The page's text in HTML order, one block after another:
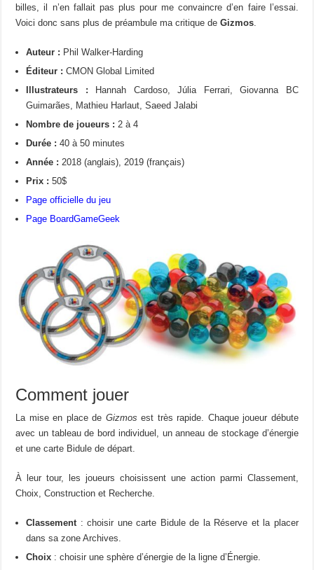
billes, il n’en fallait pas plus pour me convaincre d’en faire l’essai.
Voici donc sans plus de préambule ma critique deGizmos
Auteur : Phil Walker-Harding
Éditeur :CMON Global Limited
Illustrateurs :
Hannah Cardoso,Júlia Ferrari,Giovanna BC
Guimarães, Mathieu Harlaut,Saeed Jalabi
Nombre de joueurs : 2 à 4
Durée :40 à 50 minutes
Année : 2018 (anglais), 2019 (français)
Prix :50$
Page officielle du jeu
Page BoardGameGeek
Comment jouer
La mise en place de Gizmos est très rapide. Chaque joueur débute
avec un tableau de bord individuel, un anneau de stockage d’énergie
et une carte Bidule de départ.
À leur tour, les joueurs choisissent une action parmi Classement,
Choix, Construction et Recherche.
Classement: choisir une carte Bidule de la Réserve et la placer
dans sa zone Archives.
Choix : choisir une sphère d’énergie de la ligne d’Énergie.